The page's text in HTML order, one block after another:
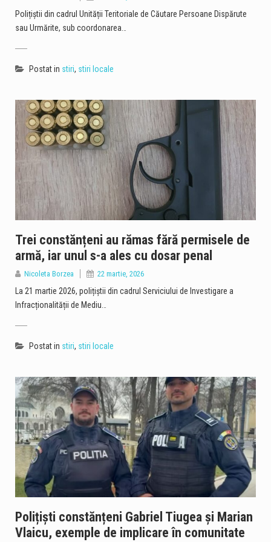
Polițiștii din cadrul Unității Teritoriale de Căutare Persoane Dispărute
sau Urmărite, sub coordonarea…
Postat in stiri, stiri locale
Trei constănțeni au rămas fără permisele de
armă, iar unul s-a ales cu dosar penal
Nicoleta Borzea 22 martie, 2026
La 21 martie 2026, polițiștii din cadrul Serviciului de Investigare a
Infracționalității de Mediu…
Postat in stiri, stiri locale
Polițiști constănțeni Gabriel Tiugea și Marian
Vlaicu, exemple de implicare în comunitate